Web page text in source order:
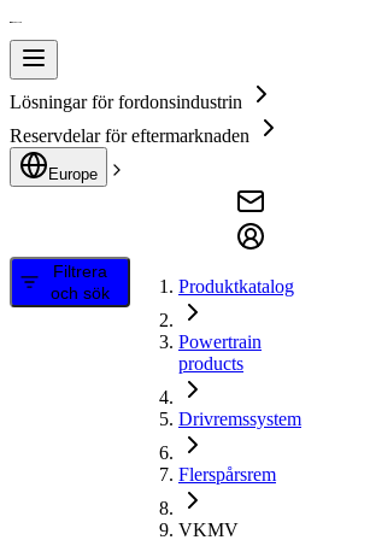
Lösningar för fordonsindustrin
Reservdelar för eftermarknaden
Europe
Filtrera
och sök
Produktkatalog
Powertrain
products
Drivremssystem
Flerspårsrem
VKMV